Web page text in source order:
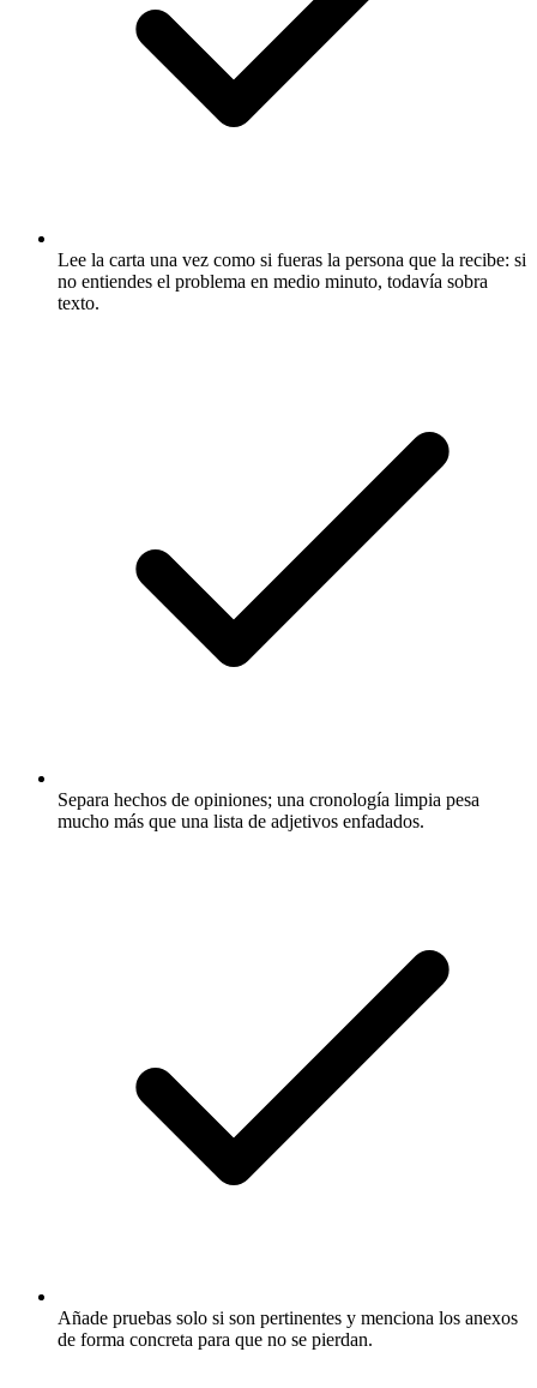
Lee la carta una vez como si fueras la persona que la recibe: si
no entiendes el problema en medio minuto, todavía sobra
texto.
Separa hechos de opiniones; una cronología limpia pesa
mucho más que una lista de adjetivos enfadados.
Añade pruebas solo si son pertinentes y menciona los anexos
de forma concreta para que no se pierdan.